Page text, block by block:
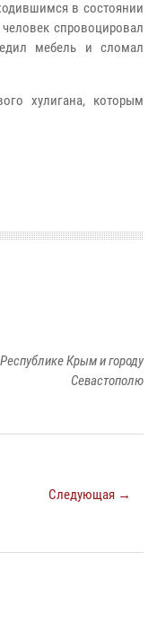
в состоянии
спровоцировал
мебель и сломал
хулигана, которым
Крым и городу
Севастополю
Следующая →